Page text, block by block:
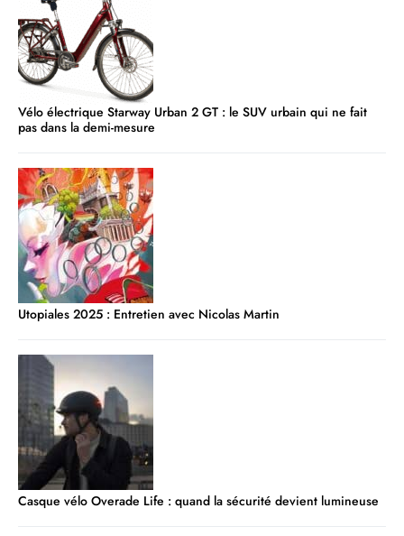
Vélo électrique Starway Urban 2 GT : le SUV urbain qui ne fait
pas dans la demi-mesure
Utopiales 2025 : Entretien avec Nicolas Martin
Casque vélo Overade Life : quand la sécurité devient lumineuse